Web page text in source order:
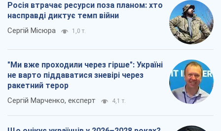
Росія втрачає ресурси поза планом: хто
насправді диктує темп війни
Сергій Місюра 1,0 т.
"Ми вже проходили через гірше": Україні
не варто піддаватися зневірі через
ракетний терор
Сергій Марченко, експерт 4,1 т.